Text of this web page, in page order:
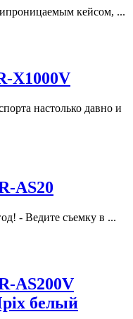
кейсом, ...
X1000V
настолько давно и
AS20
- Ведите съемку в ...
AS200V
белый